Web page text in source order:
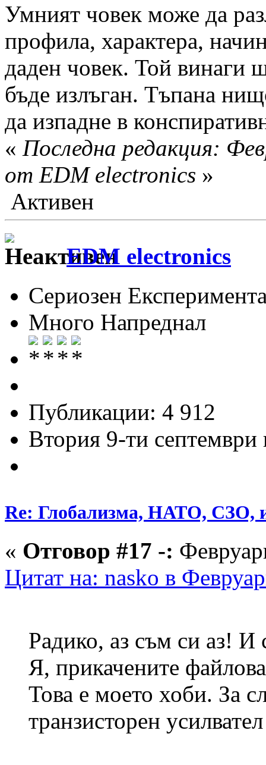
Умният човек може да
профила, характера,
даден човек. Той винаги
бъде излъган. Тъпана
да изпадне в
« Последна редакция:
от EDM electronics »
Активен
EDM electronics
Сериозен
Много Напреднал
Публикации: 4 912
Втория 9-ти
Re: Глобализма, НАТО, СЗО, и
« Отговор #17 -:
Цитат на: nasko в
Радико, аз съм си аз!
Я, прикачените
Това е моето хоби. За
транзисторен